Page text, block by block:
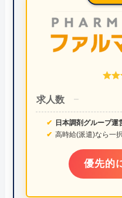
求人数
日本調剤グループ運
高時給(派遣)なら一択
優先的